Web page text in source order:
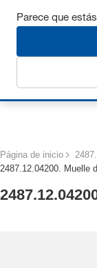
Consigue
Página de inicio
2487.12.04200. Muelle
Parece que